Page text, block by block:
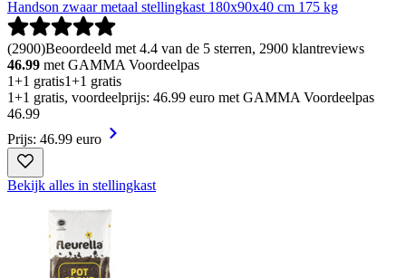
Handson zwaar metaal stellingkast 180x90x40 cm 175 kg
(2900)Beoordeeld met 4.4 van de 5 sterren, 2900 klantreviews
46.99 met GAMMA Voordeelpas
1+1 gratis1+1 gratis
1+1 gratis, voordeelprijs: 46.99 euro met GAMMA Voordeelpas
46.99
Prijs: 46.99 euro
Bekijk alles in stellingkast